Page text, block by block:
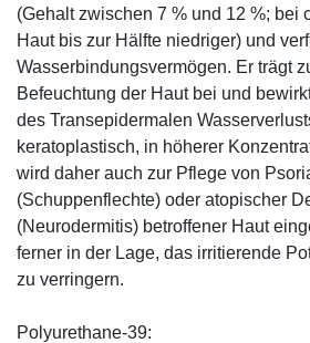
(Gehalt zwischen 7 % und 12 %; bei
Haut bis zur Hälfte niedriger) und
Wasserbindungsvermögen. Er trägt
Befeuchtung der Haut bei und
des Transepidermalen
keratoplastisch, in höherer
wird daher auch zur Pflege von
(Schuppenflechte) oder atopischer
(Neurodermitis) betroffener Haut
ferner in der Lage, das irritierende
zu verringern.
Polyurethane-39: